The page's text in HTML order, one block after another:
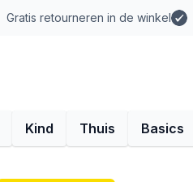
Gratis retourneren in de winkel
Kind Thuis Basics